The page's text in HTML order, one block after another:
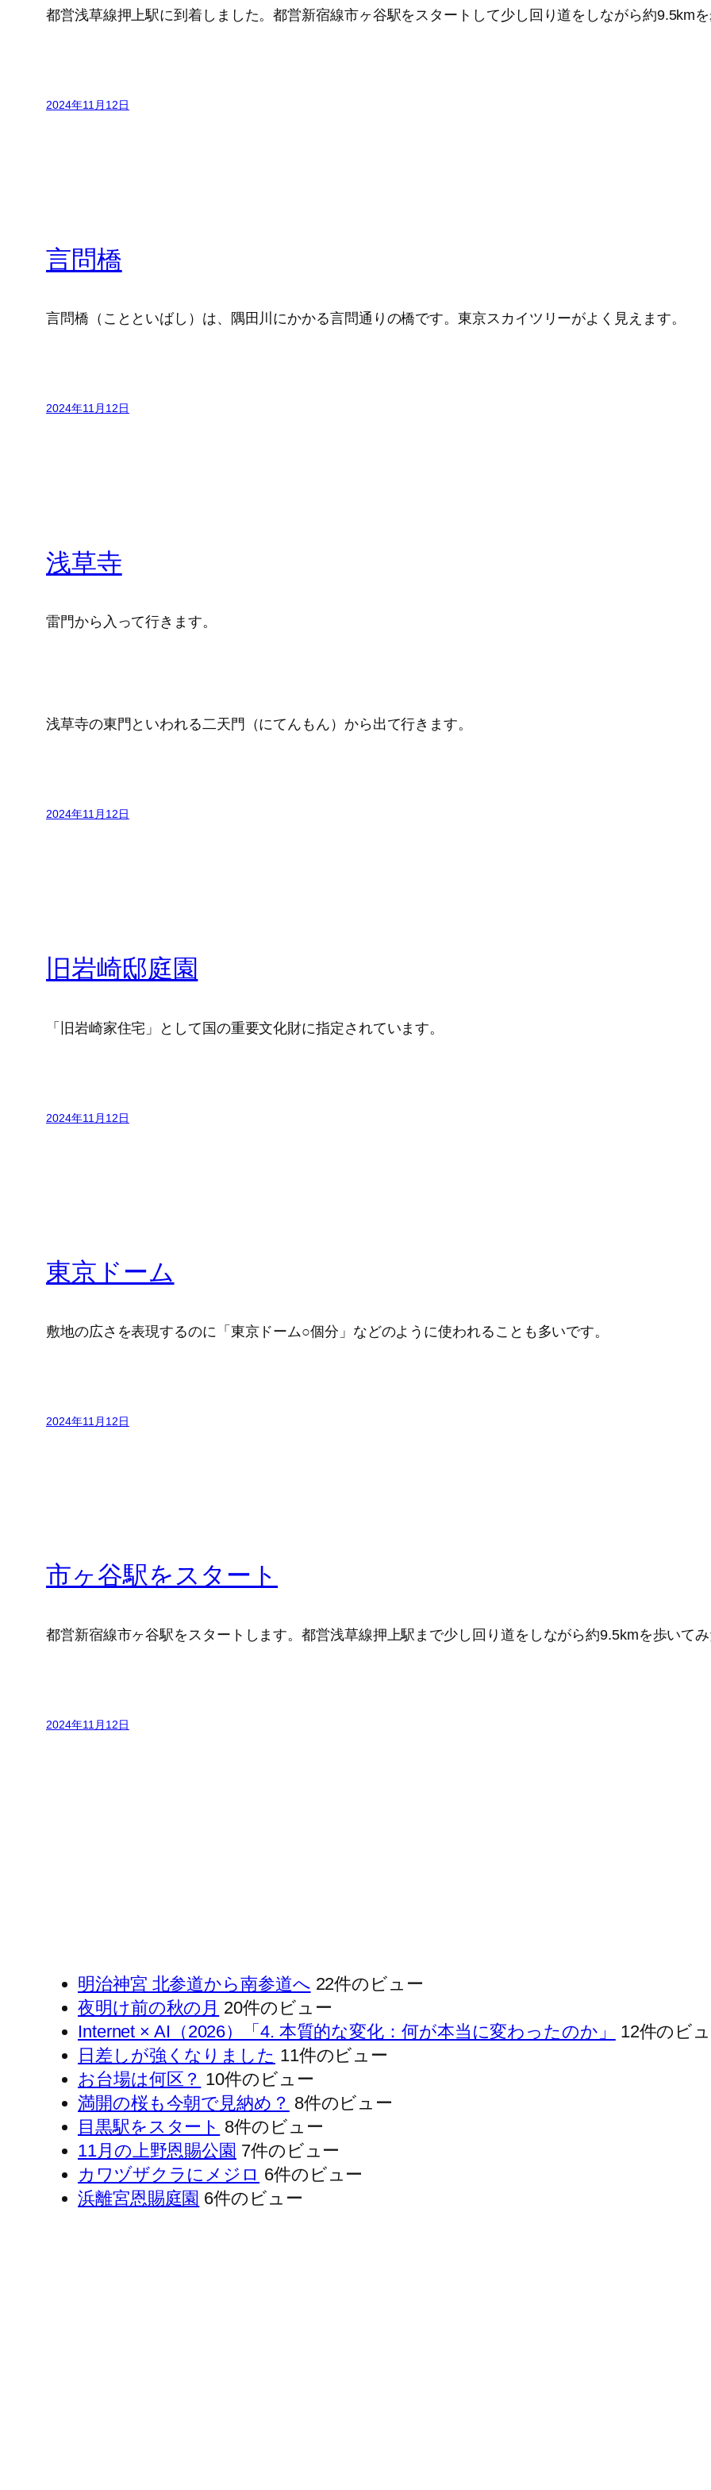
都営浅草線押上駅に到着しました。都営新宿線市ヶ谷駅をスタートして少し回り道をしながら約9.5kmを
2024年11月12日
言問橋
言問橋（ことといばし）は、隅田川にかかる言問通りの橋です。東京スカイツリーがよく見えます。
2024年11月12日
浅草寺
雷門から入って行きます。
浅草寺の東門といわれる二天門（にてんもん）から出て行きます。
2024年11月12日
旧岩崎邸庭園
「旧岩崎家住宅」として国の重要文化財に指定されています。
2024年11月12日
東京ドーム
敷地の広さを表現するのに「東京ドーム○個分」などのように使われることも多いです。
2024年11月12日
市ヶ谷駅をスタート
都営新宿線市ヶ谷駅をスタートします。都営浅草線押上駅まで少し回り道をしながら約9.5kmを歩いてみ
2024年11月12日
明治神宮 北参道から南参道へ 22件のビュー
夜明け前の秋の月 20件のビュー
Internet × AI（2026）「4. 本質的な変化：何が本当に変わったのか」
12件のビ
日差しが強くなりました 11件のビュー
お台場は何区？ 10件のビュー
満開の桜も今朝で見納め？ 8件のビュー
目黒駅をスタート 8件のビュー
11月の上野恩賜公園 7件のビュー
カワヅザクラにメジロ 6件のビュー
浜離宮恩賜庭園 6件のビュー